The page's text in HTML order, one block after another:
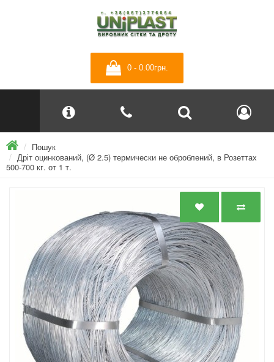
0 - 0.00грн.
Пошук
Дріт оцинкований, (Ø 2.5) термически не оброблений, в Розеттах
500-700 кг. от 1 т.